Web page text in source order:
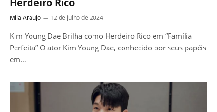
Herdeiro Rico
Mila Araujo 12 de julho de 2024
Kim Young Dae Brilha como Herdeiro Rico em “Família
Perfeita” O ator Kim Young Dae, conhecido por seus papéis
em…